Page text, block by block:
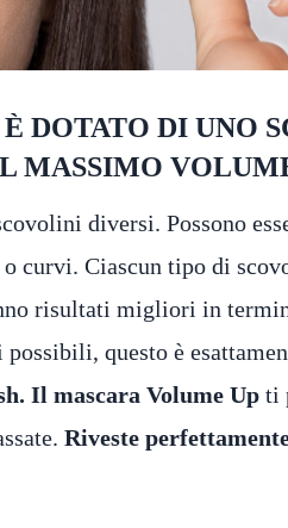
DOTATO DI UNO
MASSIMO
diversi. Possono
curvi. Ciascun tipo di
risultati migliori in
questo è
Il mascara Volume Up ti
Riveste